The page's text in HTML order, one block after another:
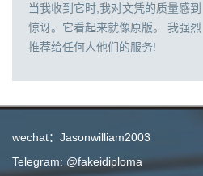
当我收到它时,我对文凭的质量感到
惊讶。它看起来就像原版。 我强烈
推荐给任何人他们的服务!
wechat：Jasonwilliam2003
Telegram: @fakeidiploma